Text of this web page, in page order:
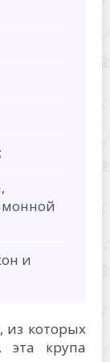
;
и
из которых
эта крупа